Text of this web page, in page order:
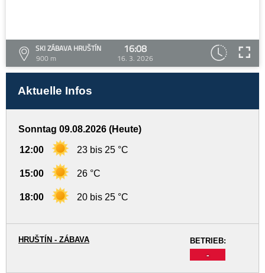
SKI ZÁBAVA HRUŠTÍN
900 m
16:08
16. 3. 2026
Aktuelle Infos
Sonntag 09.08.2026 (Heute)
12:00 23 bis 25 °C
15:00 26 °C
18:00 20 bis 25 °C
BETRIEB:
-
HRUŠTÍN - ZÁBAVA